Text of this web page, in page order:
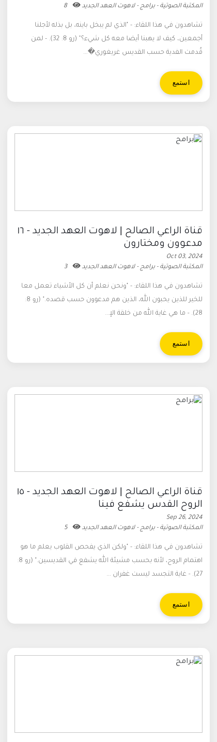
المكتبة الصوتية - برامج - لاهوت العهد الجديد
8
تشاهدون في هذا اللقاء: - "الذي لم يبخل باينه، بل بذله لأجلنا
أجمعين، كيف لا يهبنا أيضا معه كل شيء؟" (رو 8: 32). - لمن
قُدمت الفدية حسب القديس غريغوري�...
استمع
قناة الراعي الصالح | لاهوت العهد الجديد - ١٦
مدعوون ومختارون
Oct 03, 2024
المكتبة الصوتية - برامج - لاهوت العهد الجديد
3
تشاهدون في هذا اللقاء: - "ونحن نعلم أن كل الأشياء تعمل معا
للخير للذين يحبون الله، الذين هم مدعوون حسب قصده." (رو 8:
28). - ما هي غاية الله من خلقة الإ...
استمع
قناة الراعي الصالح | لاهوت العهد الجديد - ١٥
الروح القدس يشفع فينا
Sep 26, 2024
المكتبة الصوتية - برامج - لاهوت العهد الجديد
5
تشاهدون في هذا اللقاء: - "ولكن الذي يفحص القلوب يعلم ما هو
اهتمام الروح، لأنه بحسب مشيئة الله يشفع في القديسين." (رو 8:
27). - غاية التجسد ليست غفران ...
استمع